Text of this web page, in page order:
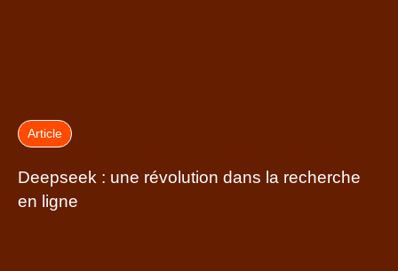
Article
Deepseek : une révolution dans la recherche
en ligne